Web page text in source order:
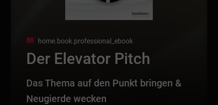
home.book.professional_ebook
Der Elevator Pitch
Das Thema auf den Punkt bringen &
Neugierde wecken